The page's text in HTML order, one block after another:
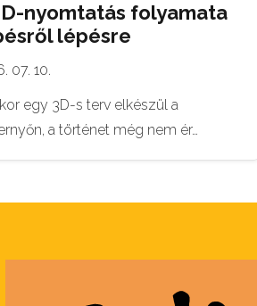
nyomtatás folyamata
lépésre
07. 10.
egy 3D-s terv elkészül a
a történet még nem ér…